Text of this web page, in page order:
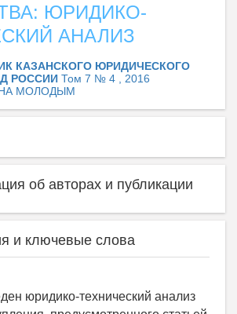
ЮРИДИКО-
АНАЛИЗ
КАЗАНСКОГО ЮРИДИЧЕСКОГО
РОССИИ Том 7 № 4 , 2016
МОЛОДЫМ
об авторах и публикации
и ключевые слова
юридико-технический анализ